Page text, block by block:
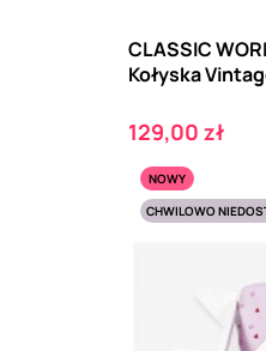
CLASSIC
Kołyska
Cena
129,00 zł
NOWY
CHWILOWO